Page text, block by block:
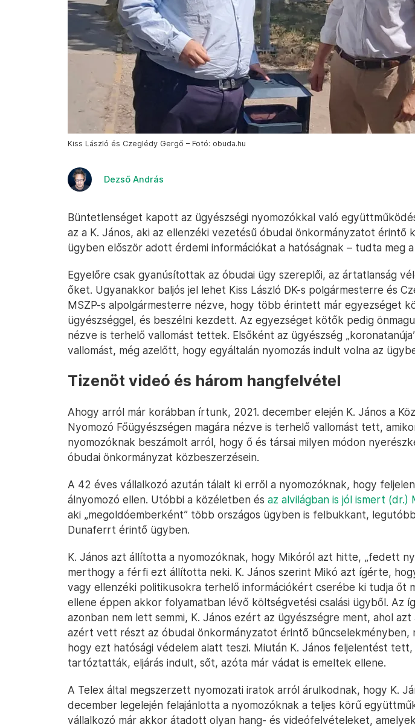
Kiss László és Czeglédy Gergő – Fotó: obuda.hu
Dezső András
Büntetlenséget kapott az ügyészségi nyomozókkal való
az a K. János, aki az ellenzéki vezetésű óbudai önkormányzatot érintő
ügyben először adott érdemi információkat a hatóságnak – tudta meg a
Egyelőre csak gyanúsítottak az óbudai ügy szereplői, az ártatlanság
őket. Ugyanakkor baljós jel lehet Kiss László DK-s polgármesterre és
MSZP-s alpolgármesterre nézve, hogy több érintett már egyezséget
ügyészséggel, és beszélni kezdett. Az egyezséget kötők pedig
nézve is terhelő vallomást tettek. Elsőként az ügyészség
vallomást, még azelőtt, hogy egyáltalán nyomozás indult volna az
Tizenöt videó és három hangfelvétel
Ahogy arról már korábban írtunk, 2021. december elején K. János a
Nyomozó Főügyészségen magára nézve is terhelő vallomást tett,
nyomozóknak beszámolt arról, hogy ő és társai milyen módon
óbudai önkormányzat közbeszerzésein.
A 42 éves vállalkozó azután tálalt ki erről a nyomozóknak, hogy
álnyomozó ellen. Utóbbi a közéletben és az alvilágban is jól ismert (dr.)
aki „megoldóemberként” több országos ügyben is felbukkant,
Dunaferrt érintő ügyben.
K. János azt állította a nyomozóknak, hogy Mikóról azt hitte, „fedett
merthogy a férfi ezt állította neki. K. János szerint Mikó azt ígérte,
vagy ellenzéki politikusokra terhelő információkért cserébe ki tudja őt
ellene éppen akkor folyamatban lévő költségvetési csalási ügyből. Az
azonban nem lett semmi, K. János ezért az ügyészségre ment, ahol
azért vett részt az óbudai önkormányzatot érintő bűncselekményben,
hogy ezt hatósági védelem alatt teszi. Miután K. János feljelentést
tartóztatták, eljárás indult, sőt, azóta már vádat is emeltek ellene.
A Telex által megszerzett nyomozati iratok arról árulkodnak, hogy K.
december legelején felajánlotta a nyomozóknak a teljes körű
vállalkozó már akkor átadott olyan hang- és videófelvételeket,